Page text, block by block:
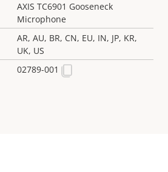
AXIS TC6901 Gooseneck
Microphone
AR, AU, BR, CN, EU, IN, JP, KR,
UK, US
02789-001